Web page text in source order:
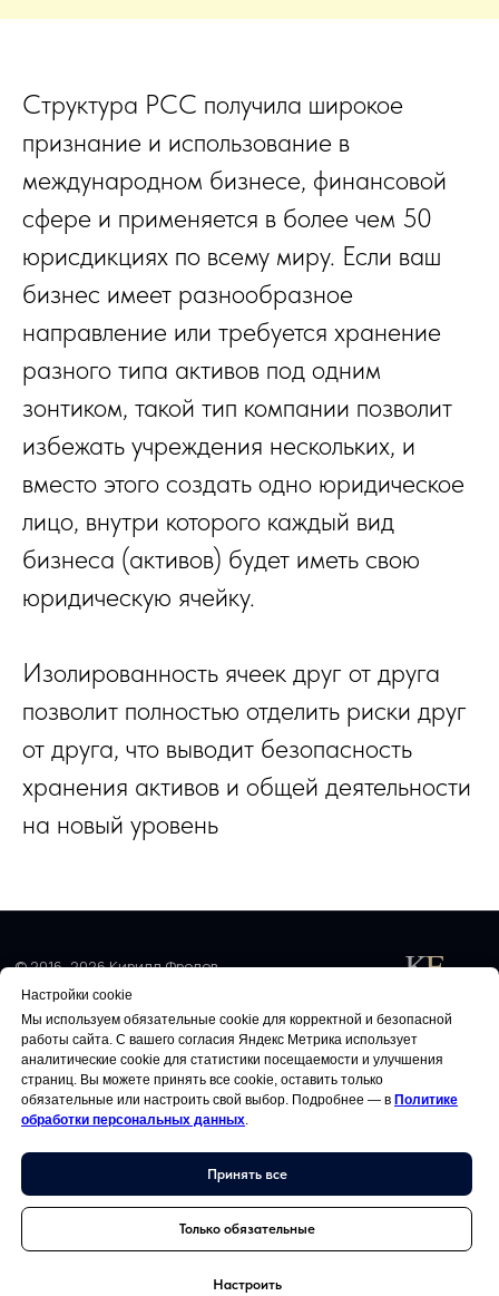
Структура PCC получила широкое
признание и использование в
международном бизнесе, финансовой
сфере и применяется в более чем 50
юрисдикциях по всему миру. Если ваш
бизнес имеет разнообразное
направление или требуется хранение
разного типа активов под одним
зонтиком, такой тип компании позволит
избежать учреждения нескольких, и
вместо этого создать одно юридическое
лицо, внутри которого каждый вид
бизнеса (активов) будет иметь свою
юридическую ячейку.
Изолированность ячеек друг от друга
позволит полностью отделить риски друг
от друга, что выводит безопасность
хранения активов и общей деятельности
на новый уровень
ДОКУМЕНТЫ
Политика обработки персональных данных
Условия использования
Редакционная политика
© 2016–2026 Кирилл Фролов KF
Настройки cookie
Мы используем обязательные cookie для корректной и безопасной
работы сайта. С вашего согласия Яндекс Метрика использует
аналитические cookie для статистики посещаемости и улучшения
страниц. Вы можете принять все cookie, оставить только
обязательные или настроить свой выбор. Подробнее — в Политике
обработки персональных данных
Принять все
Только обязательные
Настроить